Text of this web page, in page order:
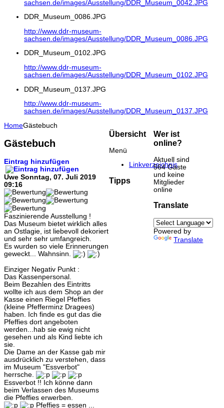
sachsen.de/images/Ausstellung/DDR_Museum_0042.JPG
DDR_Museum_0086.JPG
http://www.ddr-museum-
sachsen.de/images/Ausstellung/DDR_Museum_0086.JPG
DDR_Museum_0102.JPG
http://www.ddr-museum-
sachsen.de/images/Ausstellung/DDR_Museum_0102.JPG
DDR_Museum_0137.JPG
http://www.ddr-museum-
sachsen.de/images/Ausstellung/DDR_Museum_0137.JPG
HomeGästebuch
Gästebuch
Eintrag hinzufügen
Uwe Sonntag, 07. Juli 2019
09:16
Faszinierende Ausstellung !
Das Museum bietet wirklich alles
an Ostlagie, ist liebevoll dekoriert
und sehr sehr umfangreich.
Es wurden so viele Erinnerungen
geweckt... Wahnsinn.
Einziger Negativ Punkt :
Das Kassenpersonal.
Beim Bezahlen des Eintritts
wollte ich aus dem Shop an der
Kasse einen Riegel Pfeffies
(kleine Pfefferminz Dragees)
haben. Ich finde es gut das die
Pfeffies dort angeboten
werden...hab sie ewig nicht
gesehen und als Kind liebte ich
sie.
Die Dame an der Kasse gab mir
ausdrücklich zu verstehen, dass
im Museum "Essverbot"
herrsche.
Essverbot !! Ich könne dann
beim Verlassen des Museums
die Pfeffies erwerben.
Pfeffies = essen ...
Übersicht
Menü
Linkverzeichnis
Tipps
Wer ist
online?
Aktuell sind
564 Gäste
und keine
Mitglieder
online
Translate
Powered by
Translate